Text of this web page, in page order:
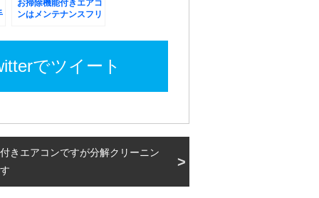
お掃除機能付きエアコ
ンはメンテナンスフリ
でツイート
きエアコンですが分解クリーニン